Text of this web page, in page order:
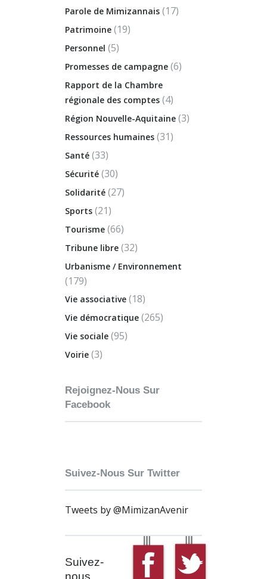
Parole de Mimizannais (17)
Patrimoine (19)
Personnel (5)
Promesses de campagne (6)
Rapport de la Chambre
régionale des comptes (4)
Région Nouvelle-Aquitaine (3)
Ressources humaines (31)
Santé (33)
Sécurité (30)
Solidarité (27)
Sports (21)
Tourisme (66)
Tribune libre (32)
Urbanisme / Environnement
(179)
Vie associative (18)
Vie démocratique (265)
Vie sociale (95)
Voirie (3)
Rejoignez-Nous Sur
Facebook
Suivez-Nous Sur Twitter
Tweets by @MimizanAvenir
Suivez-